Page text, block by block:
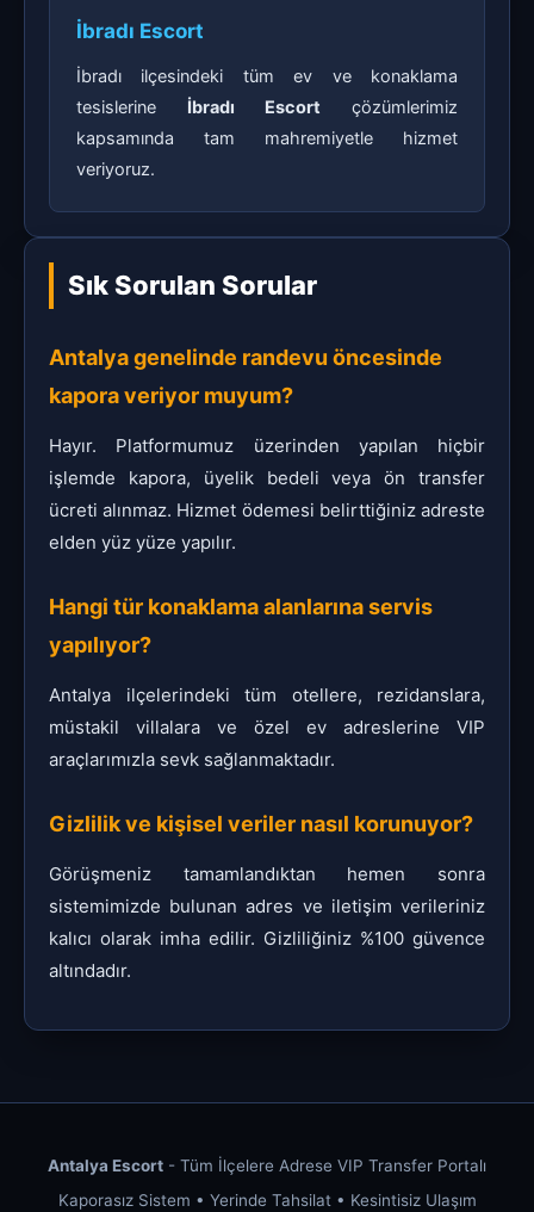
İbradı Escort
İbradı ilçesindeki tüm ev ve konaklama
tesislerine İbradı Escort çözümlerimiz
kapsamında tam mahremiyetle hizmet
veriyoruz.
Sık Sorulan Sorular
Antalya genelinde randevu öncesinde
kapora veriyor muyum?
Hayır. Platformumuz üzerinden yapılan hiçbir
işlemde kapora, üyelik bedeli veya ön transfer
ücreti alınmaz. Hizmet ödemesi belirttiğiniz adreste
elden yüz yüze yapılır.
Hangi tür konaklama alanlarına servis
yapılıyor?
Antalya ilçelerindeki tüm otellere, rezidanslara,
müstakil villalara ve özel ev adreslerine VIP
araçlarımızla sevk sağlanmaktadır.
Gizlilik ve kişisel veriler nasıl korunuyor?
Görüşmeniz tamamlandıktan hemen sonra
sistemimizde bulunan adres ve iletişim verileriniz
kalıcı olarak imha edilir. Gizliliğiniz %100 güvence
altındadır.
Antalya Escort - Tüm İlçelere Adrese VIP Transfer Portalı
Kaporasız Sistem • Yerinde Tahsilat • Kesintisiz Ulaşım